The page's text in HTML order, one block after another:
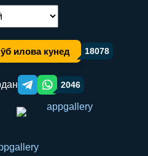
забон:
илова кунед 18078
Telegram orqali ulashish
WhatsApp orqali ulashish
2046